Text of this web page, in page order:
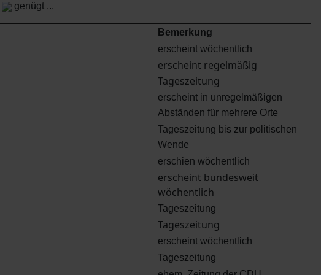
genügt ...
Bemerkung
erscheint wöchentlich
erscheint regelmäßig
Tageszeitung
erscheint in unregelmäßigen
Abständen für mehrere Orte
Tageszeitung bis zur politischen
Wende
erschien wöchentlich
erscheint bundesweit
wöchentlich
Tageszeitung
Tageszeitung
erscheint wöchentlich
Tageszeitung